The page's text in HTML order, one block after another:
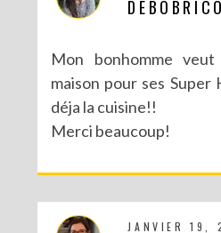
DEBOBRICO
Mon bonhomme
maison pour ses Super
déja la cuisine!!
Merci beaucoup!
JANVIER 19,